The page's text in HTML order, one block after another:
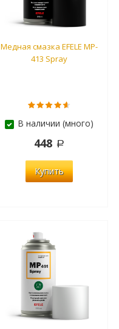
Медная смазка EFELE MP-
413 Spray
В наличии (много)
448
Купить